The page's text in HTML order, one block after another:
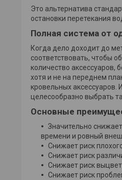
Это альтернатива
остановки перетекания
Полная система от
Когда дело доходит до
соответствовать, чтобы
количество аксессуаров,
хотя и не на переднем
кровельных аксессуаров.
целесообразно выбрать
Основные
Значительно
времени и ровный
Снижает риск
Снижает риск
Снижает риск
Снижает риск